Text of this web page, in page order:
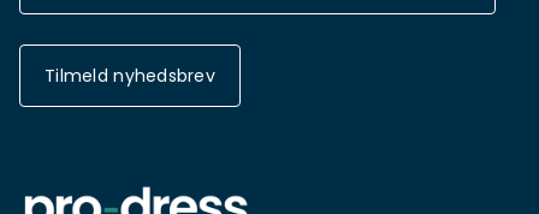
Tilmeld nyhedsbrev